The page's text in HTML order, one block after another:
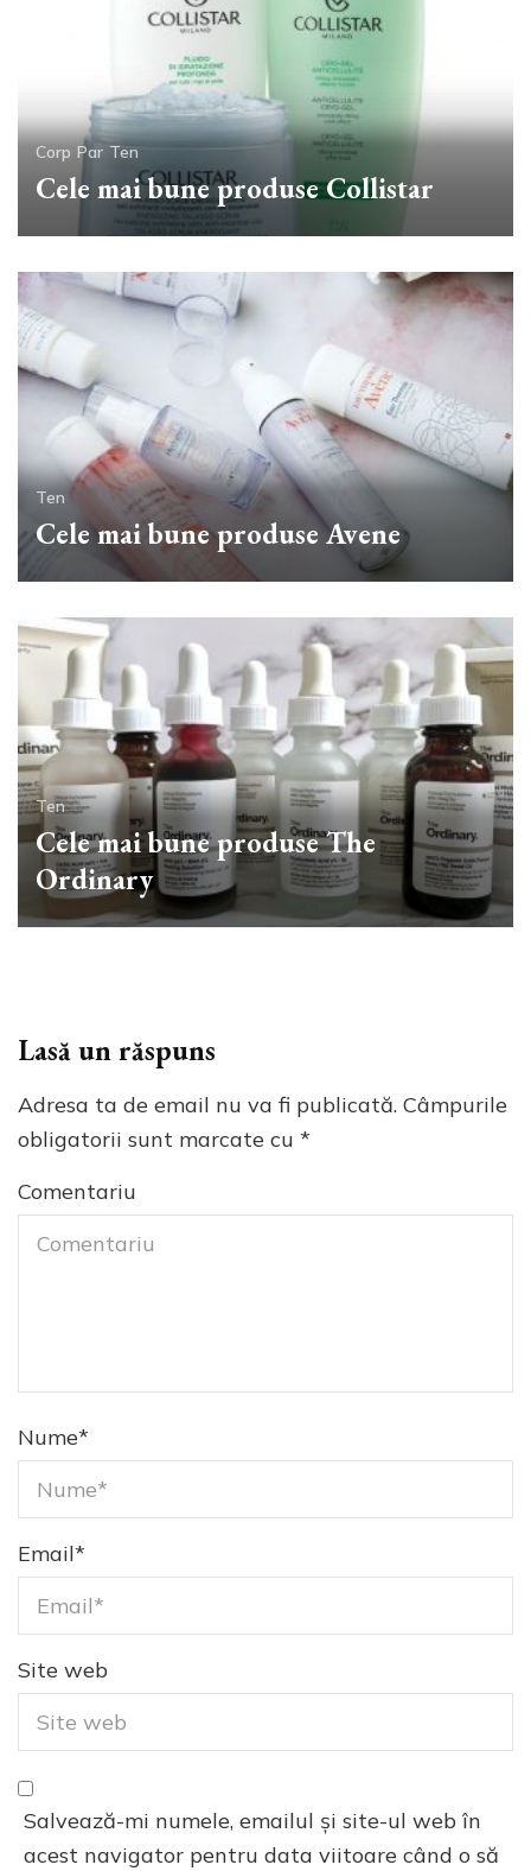
Corp Par Ten
Cele mai bune produse Collistar
Ten
Cele mai bune produse Avene
Ten
Cele mai bune produse The
Ordinary
Lasă un răspuns
Adresa ta de email nu va fi publicată. Câmpurile
obligatorii sunt marcate cu *
Comentariu
Nume*
Email*
Site web
Salvează-mi numele, emailul și site-ul web în
acest navigator pentru data viitoare când o să